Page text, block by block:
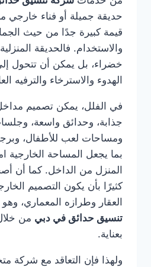
حديقة جميلة أو فناء
قيمة كبيرة جدًا من حيث
والاستخدام. فالحديقة
خضراء، بل يمكن أن تتحول
الهدوء والاسترخاء والترفيه
في الفلل، يمكن تصميم
جذابة، وحدائق واسعة،
ومساحات لعب للأطفال،
بما يجعل المساحة الخارجية
المنزل من الداخل. كما أن
كثيرًا بأن يكون التصميم
العقار وطرازه المعماري، وهو
تنسيق حدائق في دبي من
بعناية.
ولهذا فإن التعاقد مع